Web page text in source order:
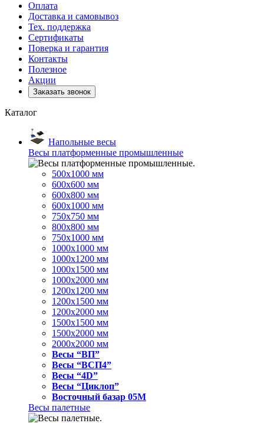
Оплата
Доставка и самовывоз
Тех. поддержка
Сертификаты
Поверка и гарантия
Контакты
Полезное
Акции
Заказать звонок
Каталог
Напольные весы
Весы платформенные промышленные
500x1000 мм
600x600 мм
600x800 мм
600x1000 мм
750x750 мм
800x800 мм
750x1000 мм
1000x1000 мм
1000x1200 мм
1000x1500 мм
1000x2000 мм
1200x1200 мм
1200x1500 мм
1200x2000 мм
1500x1500 мм
1500x2000 мм
2000x2000 мм
Весы “ВП”
Весы “ВСП4”
Весы “4D”
Весы “Циклоп”
Восточный базар 05M
Весы палетные